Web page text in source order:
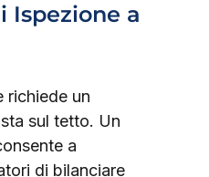
Ispezione a
richiede un
sul tetto. Un
a
di bilanciare